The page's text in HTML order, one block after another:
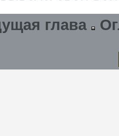
глава